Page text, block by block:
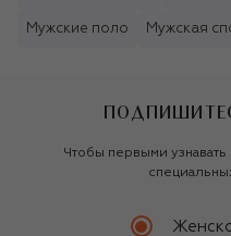
Мужские поло Мужская
Чтобы первыми